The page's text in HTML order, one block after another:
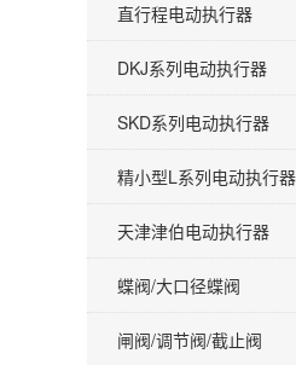
直行程电动执行器
DKJ系列电动执行器
SKD系列电动执行器
精小型L系列电动执行器
天津津伯电动执行器
蝶阀/大口径蝶阀
闸阀/调节阀/截止阀